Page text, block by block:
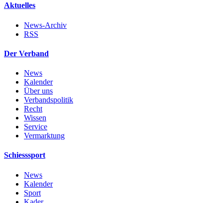
Aktuelles
News-Archiv
RSS
Der Verband
News
Kalender
Über uns
Verbandspolitik
Recht
Wissen
Service
Vermarktung
Schiesssport
News
Kalender
Sport